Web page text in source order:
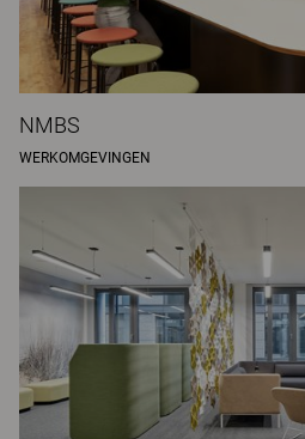
NMBS
WERKOMGEVINGEN